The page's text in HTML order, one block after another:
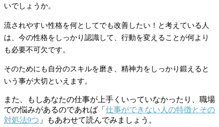
いでしょうか。
流されやすい性格を何としてでも改善したい！と考えている人
は、今の性格をしっかり認識して、行動を変えることが何より
も必要不可欠です。
そのためにも自分のスキルを磨き、精神力をしっかり鍛えると
いう事が大切といえます。
また、もしあなたの仕事が上手くいっていなかったり、職場
での悩みがあるのであれば「 仕事ができない人の特徴とその
対処法9つ 」もあわせて読んでみましょう。